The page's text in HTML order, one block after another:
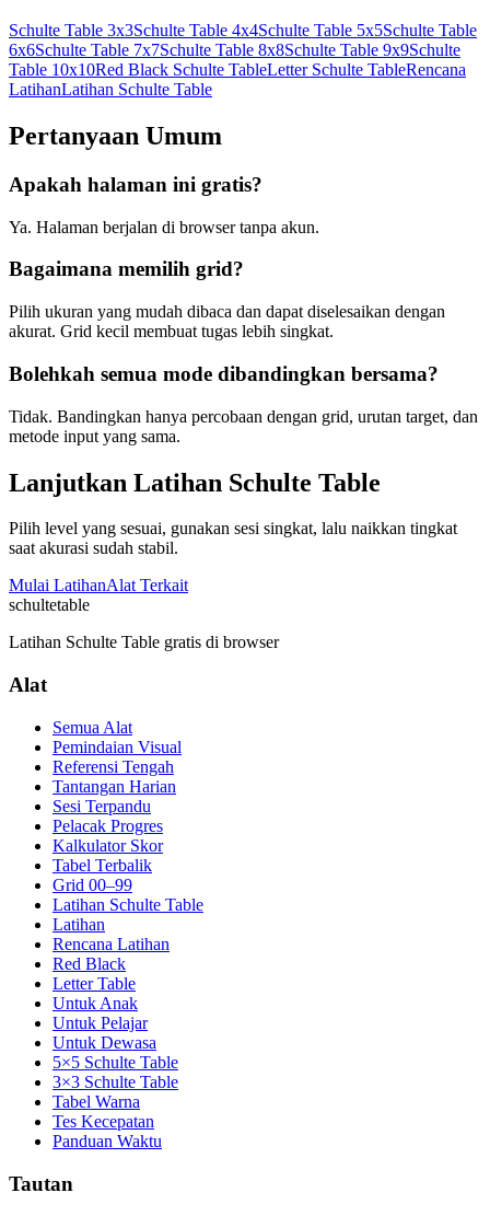
Schulte Table 3x3Schulte Table 4x4Schulte Table 5x5Schulte Table
6x6Schulte Table 7x7Schulte Table 8x8Schulte Table 9x9Schulte
Table 10x10Red Black Schulte TableLetter Schulte TableRencana
LatihanLatihan Schulte Table
Pertanyaan Umum
Apakah halaman ini gratis?
Ya. Halaman berjalan di browser tanpa akun.
Bagaimana memilih grid?
Pilih ukuran yang mudah dibaca dan dapat diselesaikan dengan
akurat. Grid kecil membuat tugas lebih singkat.
Bolehkah semua mode dibandingkan bersama?
Tidak. Bandingkan hanya percobaan dengan grid, urutan target, dan
metode input yang sama.
Lanjutkan Latihan Schulte Table
Pilih level yang sesuai, gunakan sesi singkat, lalu naikkan tingkat
saat akurasi sudah stabil.
Mulai LatihanAlat Terkait
schultetable
Latihan Schulte Table gratis di browser
Alat
Semua Alat
Pemindaian Visual
Referensi Tengah
Tantangan Harian
Sesi Terpandu
Pelacak Progres
Kalkulator Skor
Tabel Terbalik
Grid 00–99
Latihan Schulte Table
Latihan
Rencana Latihan
Red Black
Letter Table
Untuk Anak
Untuk Pelajar
Untuk Dewasa
5×5 Schulte Table
3×3 Schulte Table
Tabel Warna
Tes Kecepatan
Panduan Waktu
Tautan